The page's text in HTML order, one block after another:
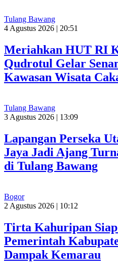
Tulang Bawang
4 Agustus 2026 | 20:51
Meriahkan HUT RI
Qudrotul Gelar
Kawasan Wisata
Tulang Bawang
3 Agustus 2026 | 13:09
Lapangan Perseka
Jaya Jadi Ajang
di Tulang Bawang
Bogor
2 Agustus 2026 | 10:12
Tirta Kahuripan
Pemerintah
Dampak Kemarau